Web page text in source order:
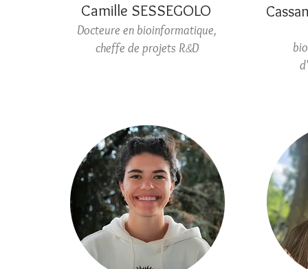
Camille SESSEGOLO
Docteure en bioinformatique,
cheffe de projets R&D